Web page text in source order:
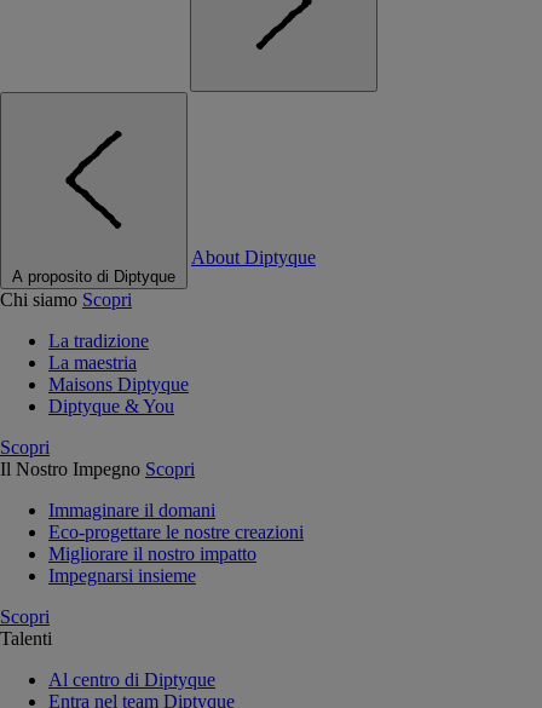
A proposito di Diptyque
About Diptyque
Chi siamo Scopri
La tradizione
La maestria
Maisons Diptyque
Diptyque & You
Scopri
Il Nostro Impegno Scopri
Immaginare il domani
Eco-progettare le nostre creazioni
Migliorare il nostro impatto
Impegnarsi insieme
Scopri
Talenti
Al centro di Diptyque
Entra nel team Diptyque